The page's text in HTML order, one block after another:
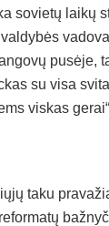
sovietų laikų
pusėje,
su visa
viskas
taku